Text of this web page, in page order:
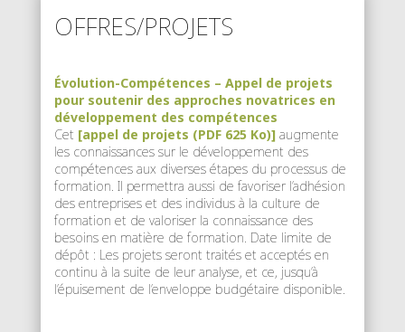
OFFRES/PROJETS
Évolution-Compétences – Appel de projets
pour soutenir des approches novatrices en
développement des compétences
Cet [appel de projets (PDF 625 Ko)] augmente
les connaissances sur le développement des
compétences aux diverses étapes du processus de
formation. Il permettra aussi de favoriser l’adhésion
des entreprises et des individus à la culture de
formation et de valoriser la connaissance des
besoins en matière de formation. Date limite de
dépôt : Les projets seront traités et acceptés en
continu à la suite de leur analyse, et ce, jusqu’à
l’épuisement de l’enveloppe budgétaire disponible.